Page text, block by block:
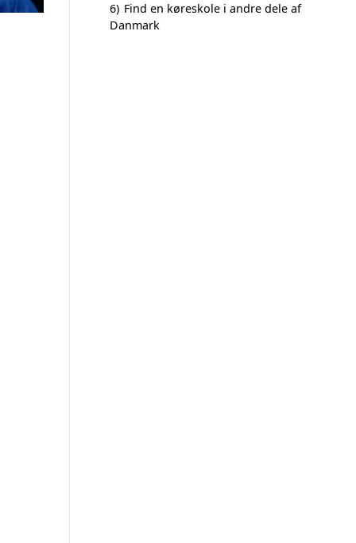
6) Find en køreskole i andre dele af
Danmark